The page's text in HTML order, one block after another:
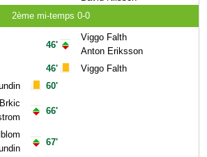
2ème mi-temps 0-0
46'
46'
60'
66'
67'
Viggo Falth
Anton Eriksson
Viggo Falth